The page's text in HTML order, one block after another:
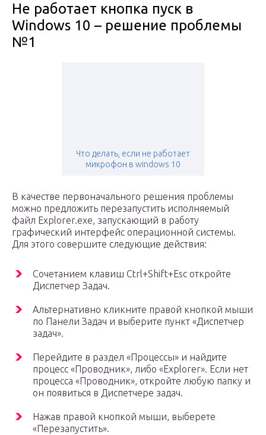
Не работает кнопка пуск в
Windows 10 – решение проблемы
№1
Что делать, если не работает
микрофон в windows 10
В качестве первоначального решения проблемы
можно предложить перезапустить исполняемый
файл Explorer.exe, запускающий в работу
графический интерфейс операционной системы.
Для этого совершите следующие действия:
Сочетанием клавиш Ctrl+Shift+Esc откройте
Диспетчер Задач.
Альтернативно кликните правой кнопкой мыши
по Панели Задач и выберите пункт «Диспетчер
задач».
Перейдите в раздел «Процессы» и найдите
процесс «Проводник», либо «Explorer». Если нет
процесса «Проводник», откройте любую папку и
он появиться в Диспетчере задач.
Нажав правой кнопкой мыши, выберете
«Перезапустить».